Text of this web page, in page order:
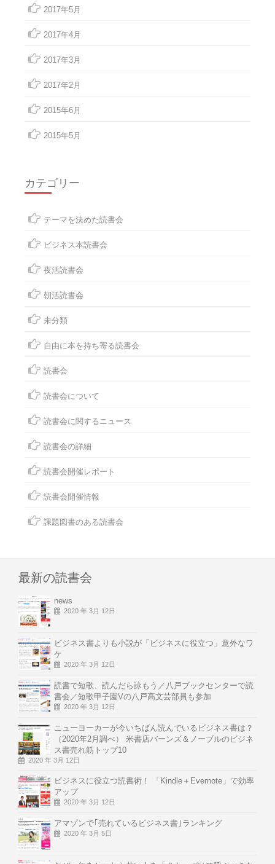
2017年5月
2017年4月
2017年3月
2017年2月
2015年6月
2015年5月
カテゴリー
テーマを決めた読書会
ビジネス本読書会
夜活読書会
朝活読書会
未分類
自由に本を持ち寄る読書会
読書会
読書会について
読書会に関するニュース
読書会の詳細
読書会開催レポート
読書会開催情報
課題図書のある読書会
最新の読書会
news
2020 年 3月 12日
ビジネス書よりも小説が「ビジネスに役立つ」意外なワ
ケ
2020 年 3月 12日
読書で短歌、読んだら詠もう／八戸ブックセンターで読
書会／短歌甲子園Vの八戸高文芸部員も参加
2020 年 3月 12日
ニューヨーカーが今いちばん読んでいるビジネス書は？
（2020年2月調べ） 米書店バーンズ＆ノーブルのビジネ
ス書売れ筋トップ10
2020 年 3月 12日
ビジネスに役立つ読書術！ 「Kindle＋Evernote」で効率
アップ
2020 年 3月 12日
アマゾンで｢売れているビジネス書｣ランキング
2020 年 3月 5日